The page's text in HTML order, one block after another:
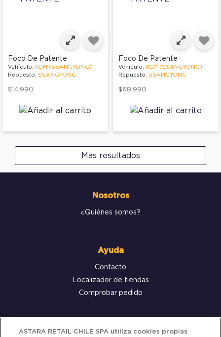
Foco De Patente
Vehículo: KGM (SSANGYONG)
Repuesto: SSANGYONG
$14.990
Foco De Patente
Vehículo: KGM (SSANGYONG)
Repuesto: SSANGYONG
$68.990
Mas resultados
Nosotros
¿Quiénes somos?
Ayuda
Contacto
Localizador de tiendas
Comprobar pedido
Servicio al cliente
ASTARA RETAIL CHILE SPA utiliza cookies propias